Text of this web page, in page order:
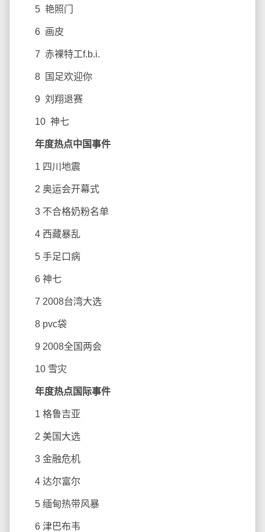
5 艳照门
6 画皮
7 赤裸特工f.b.i.
8 国足欢迎你
9 刘翔退赛
10 神七
年度热点中国事件
1 四川地震
2 奥运会开幕式
3 不合格奶粉名单
4 西藏暴乱
5 手足口病
6 神七
7 2008台湾大选
8 pvc袋
9 2008全国两会
10 雪灾
年度热点国际事件
1 格鲁吉亚
2 美国大选
3 金融危机
4 达尔富尔
5 缅甸热带风暴
6 津巴布韦